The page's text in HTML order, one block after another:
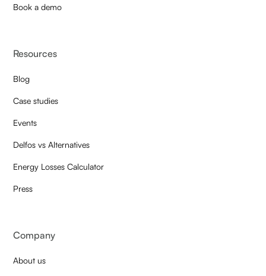
Book a demo
Resources
Blog
Case studies
Events
Delfos vs Alternatives
Energy Losses Calculator
Press
Company
About us